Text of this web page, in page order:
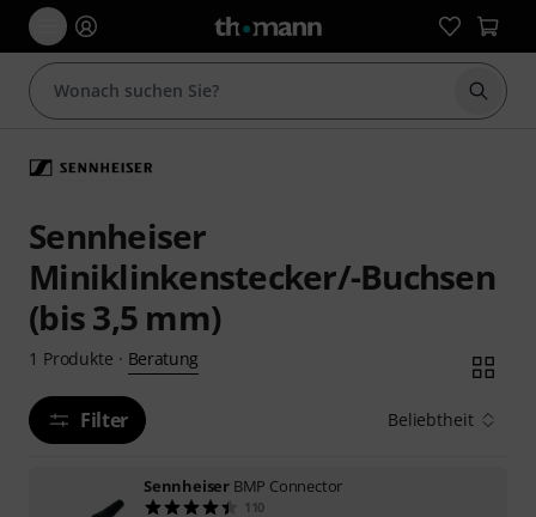
Suche
Sennheiser
Miniklinkenstecker/-Buchsen
(bis 3,5 mm)
1 Produkte · Beratung
Filter Beliebtheit
Sennheiser BMP Connector
110